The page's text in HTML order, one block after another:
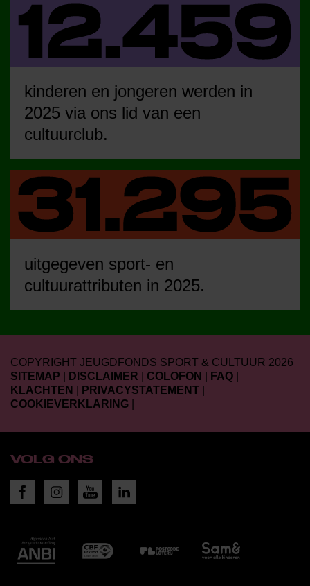
kinderen en jongeren werden in
2025 via ons lid van een
cultuurclub.
uitgegeven sport- en
cultuurattributen in 2025.
COPYRIGHT JEUGDFONDS SPORT & CULTUUR 2026
SITEMAP
DISCLAIMER COLOFON FAQ
KLACHTEN
PRIVACYSTATEMENT
COOKIEVERKLARING
VOLG ONS